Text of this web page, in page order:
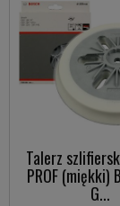
Talerz
PROF (miękki)
G...